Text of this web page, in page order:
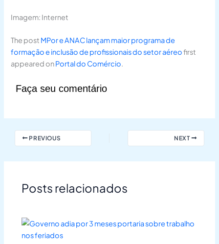
Imagem: Internet
The post MPor e ANAC lançam maior programa de
formação e inclusão de profissionais do setor aéreofirst
appeared onPortal do Comércio.
Faça seu comentário
PREVIOUS NEXT
Posts relacionados